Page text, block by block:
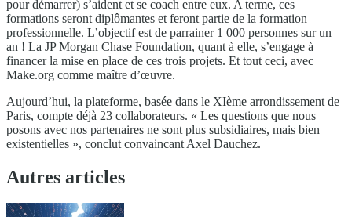
pour démarrer) s’aident et se coach entre eux. A terme, ces
formations seront diplômantes et feront partie de la formation
professionnelle. L’objectif est de parrainer 1 000 personnes sur un
an ! La JP Morgan Chase Foundation, quant à elle, s’engage à
financer la mise en place de ces trois projets. Et tout ceci, avec
Make.org comme maître d’œuvre.
Aujourd’hui, la plateforme, basée dans le XIème arrondissement de
Paris, compte déjà 23 collaborateurs. « Les questions que nous
posons avec nos partenaires ne sont plus subsidiaires, mais bien
existentielles », conclut convaincant Axel Dauchez.
Autres articles